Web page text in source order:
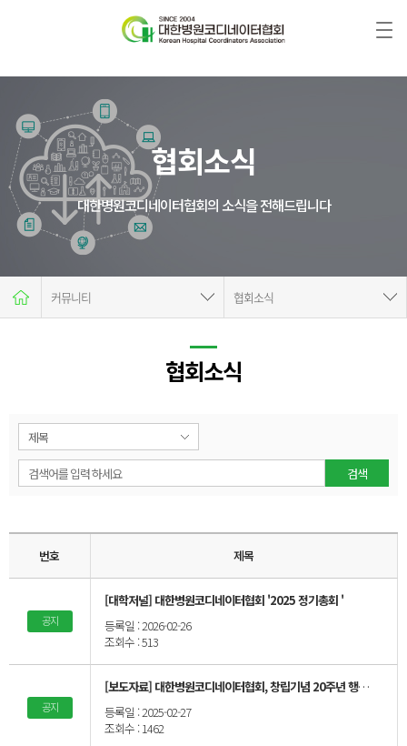
협회소식
대한병원코디네이터협회의 소식을 전해드립니다
커뮤니티
멤버십
협회소식
협회소식
서식&자료실
특강 의뢰
전문 강사 등록
협회소식
검색
번호 제목
공지
[대학저널] 대한병원코디네이터협회 '2025 정기총회 '
등록일 : 2026-02-26
조회수 : 513
공지
[보도자료] 대한병원코디네이터협회, 창립기념 20주년 행사 및 학술세미나 개최
등록일 : 2025-02-27
조회수 : 1462